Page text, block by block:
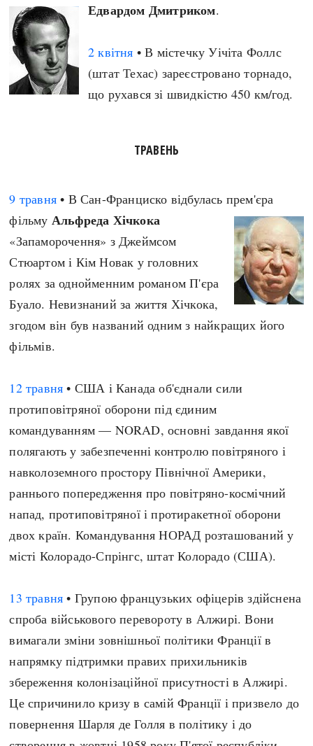
Едвардом Дмитриком.
2 квітня • В містечку Уічіта Фоллс
(штат Техас) зареєстровано торнадо,
що рухався зі швидкістю 450 км/год.
ТРАВЕНЬ
9 травня • В Сан-Франциско відбулась прем'єра
фільму Альфреда Хічкока
«Запаморочення» з Джеймсом
Стюартом і Кім Новак у головних
ролях за однойменним романом П'єра
Буало. Невизнаний за життя Хічкока,
згодом він був названий одним з найкращих його
фільмів.
12 травня • США і Канада об'єднали сили
протиповітряної оборони під єдиним
командуванням — NORAD, основні завдання якої
полягають у забезпеченні контролю повітряного і
навколоземного простору Північної Америки,
раннього попередження про повітряно-космічний
напад, протиповітряної і протиракетної оборони
двох країн. Командування НОРАД розташований у
місті Колорадо-Спрінгс, штат Колорадо (США).
13 травня • Групою французьких офіцерів здійснена
спроба військового перевороту в Алжирі. Вони
вимагали зміни зовнішньої політики Франції в
напрямку підтримки правих прихильників
збереження колонізаційної присутності в Алжирі.
Це спричинило кризу в самій Франції і призвело до
повернення Шарля де Голля в політику і до